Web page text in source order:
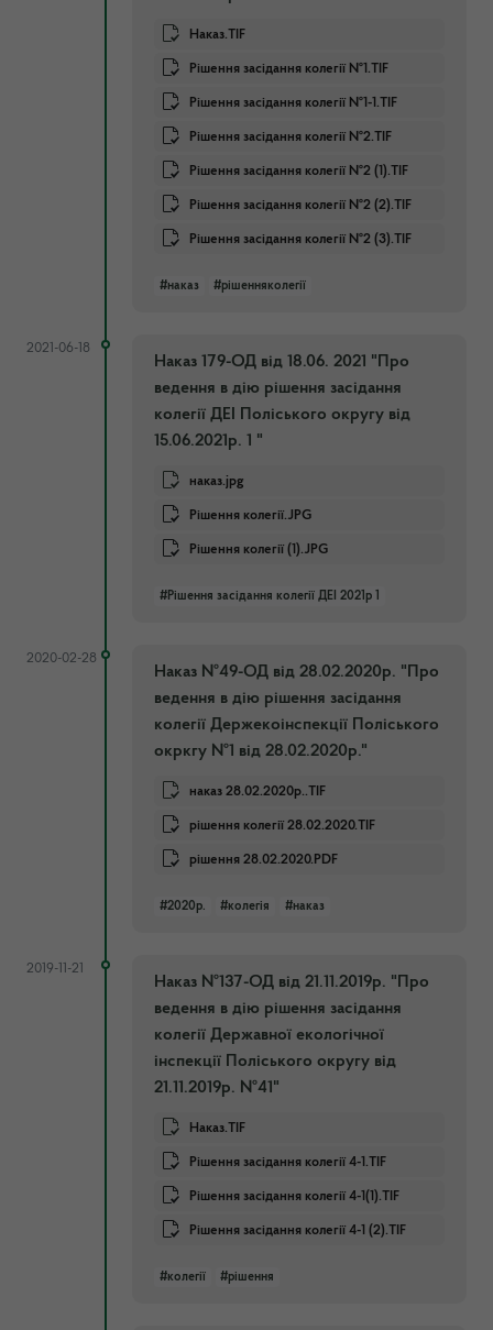
Наказ.TIF
Рішення засідання колегії №1.TIF
Рішення засідання колегії №1-1.TIF
Рішення засідання колегії №2.TIF
Рішення засідання колегії №2 (1).TIF
Рішення засідання колегії №2 (2).TIF
Рішення засідання колегії №2 (3).TIF
#наказ #рішенняколегії
2021-06-18
Наказ 179-ОД від 18.06. 2021 "Про
ведення в дію рішення засідання
колегії ДЕІ Поліського округу від
15.06.2021р. 1 "
наказ.jpg
Рішення колегії.JPG
Рішення колегії (1).JPG
#Рішення засідання колегії ДЕІ 2021р 1
2020-02-28
Наказ №49-ОД від 28.02.2020р. "Про
ведення в дію рішення засідання
колегії Держекоінспекції Поліського
окркгу №1 від 28.02.2020р."
наказ 28.02.2020р..TIF
рішення колегії 28.02.2020.TIF
рішення 28.02.2020.PDF
#2020р. #колегія #наказ
2019-11-21
Наказ №137-ОД від 21.11.2019р. "Про
ведення в дію рішення засідання
колегії Державної екологічної
інспекції Поліського округу від
21.11.2019р. №41"
Наказ.TIF
Рішення засідання колегії 4-1.TIF
Рішення засідання колегії 4-1(1).TIF
Рішення засідання колегії 4-1 (2).TIF
#колегії #рішення